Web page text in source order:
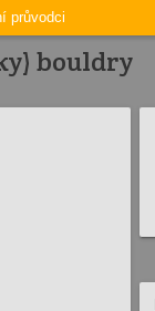
průvodci
bouldry